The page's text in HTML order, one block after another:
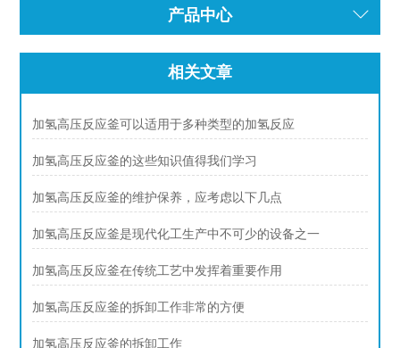
产品中心
相关文章
加氢高压反应釜可以适用于多种类型的加氢反应
加氢高压反应釜的这些知识值得我们学习
加氢高压反应釜的维护保养，应考虑以下几点
加氢高压反应釜是现代化工生产中不可少的设备之一
加氢高压反应釜在传统工艺中发挥着重要作用
加氢高压反应釜的拆卸工作非常的方便
加氢高压反应釜的拆卸工作